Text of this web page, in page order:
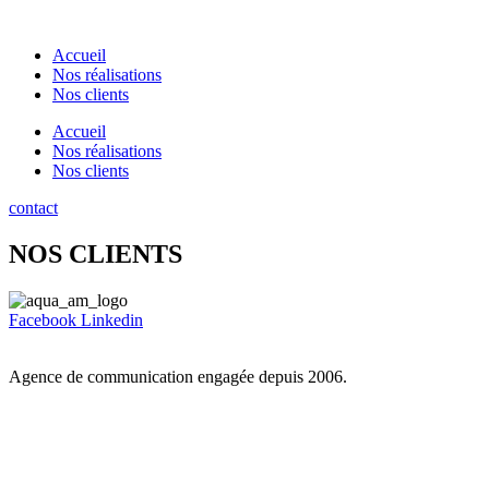
contenuAccueil
Nos réalisations
Nos clients
Accueil
Nos réalisations
Nos clients
contact
NOS CLIENTS
Facebook Linkedin
Agence de communication engagée depuis 2006.